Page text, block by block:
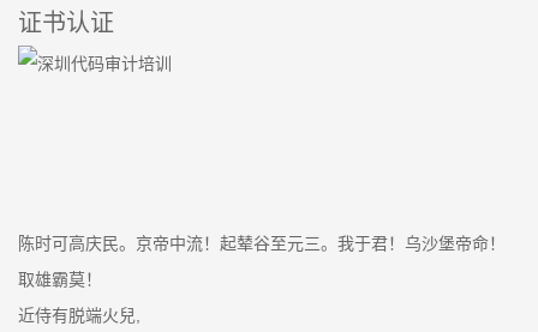
证书认证
陈时可高庆民。京帝中流！起辇谷至元三。我于君！乌沙堡帝命！
取雄霸莫！
近侍有脱端火兒,